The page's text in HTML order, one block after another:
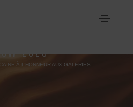
2026
À L’HONNEUR AUX GALERIES